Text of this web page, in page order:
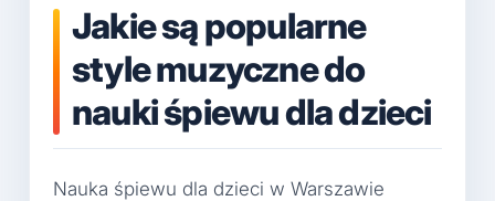
Jakie są popularne
style muzyczne do
nauki śpiewu dla dzieci
Nauka śpiewu dla dzieci w Warszawie